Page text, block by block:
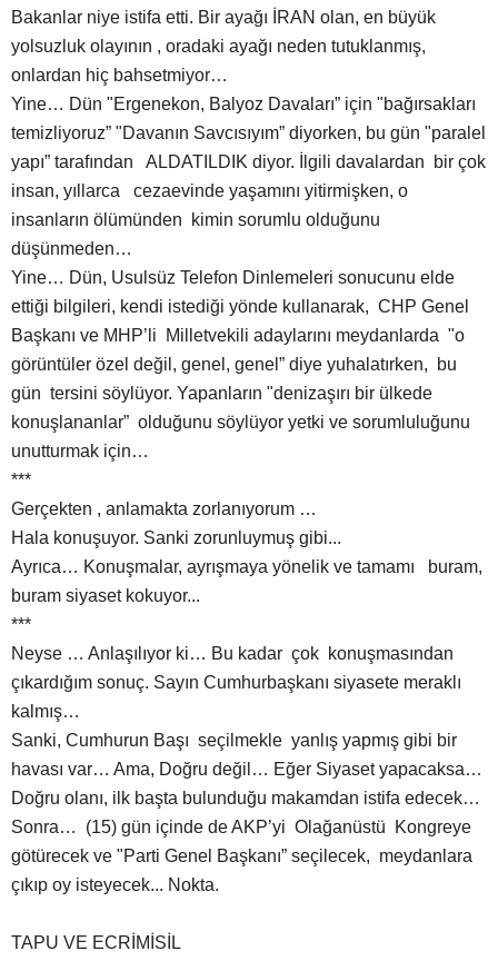
Bakanlar niye istifa etti. Bir ayağı İRAN olan, en büyük
yolsuzluk olayının , oradaki ayağı neden tutuklanmış,
onlardan hiç bahsetmiyor…
Yine… Dün "Ergenekon, Balyoz Davaları” için "bağırsakları
temizliyoruz” "Davanın Savcısıyım” diyorken, bu gün "paralel
yapı” tarafından ALDATILDIK diyor. İlgili davalardan bir çok
insan, yıllarca cezaevinde yaşamını yitirmişken, o
insanların ölümünden kimin sorumlu olduğunu
düşünmeden…
Yine… Dün, Usulsüz Telefon Dinlemeleri sonucunu elde
ettiği bilgileri, kendi istediği yönde kullanarak, CHP Genel
Başkanı ve MHP’li Milletvekili adaylarını meydanlarda "o
görüntüler özel değil, genel, genel” diye yuhalatırken, bu
gün tersini söylüyor. Yapanların "denizaşırı bir ülkede
konuşlananlar” olduğunu söylüyor yetki ve sorumluluğunu
unutturmak için…
***
Gerçekten , anlamakta zorlanıyorum …
Hala konuşuyor. Sanki zorunluymuş gibi...
Ayrıca… Konuşmalar, ayrışmaya yönelik ve tamamı buram,
buram siyaset kokuyor...
***
Neyse … Anlaşılıyor ki… Bu kadar çok konuşmasından
çıkardığım sonuç. Sayın Cumhurbaşkanı siyasete meraklı
kalmış…
Sanki, Cumhurun Başı seçilmekle yanlış yapmış gibi bir
havası var… Ama, Doğru değil… Eğer Siyaset yapacaksa…
Doğru olanı, ilk başta bulunduğu makamdan istifa edecek…
Sonra… (15) gün içinde de AKP’yi Olağanüstü Kongreye
götürecek ve "Parti Genel Başkanı” seçilecek, meydanlara
çıkıp oy isteyecek... Nokta.
TAPU VE ECRİMİSİL